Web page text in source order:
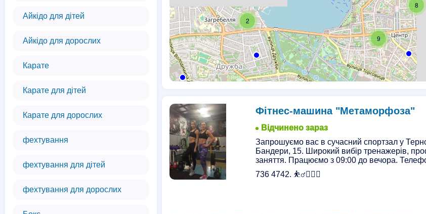
Айкідо для дітей
Айкідо для дорослих
Карате
Карате для дітей
Карате для дорослих
фехтування
фехтування для дітей
фехтування для дорослих
2
9
8
Фітнес-машина "Метаморфоза"
Відчинено зараз
Запрошуємо вас в сучасний спортзал у
Бандери, 15. Широкий вибір тренажерів,
заняття. Працюємо з 09:00 до вечора.
736 4742. ⛹️‍♂️🏋️‍♀️🔥